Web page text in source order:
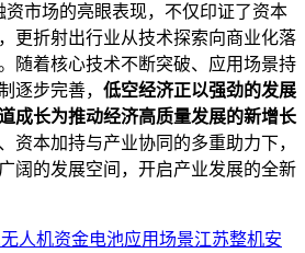
资市场的亮眼表现，不仅印证了资本
更折射出行业从技术探索向商业化落
随着核心技术不断突破、应用场景持
逐步完善， 低空经济正以强劲的发展
成长为推动经济高质量发展的新增长
资本加持与产业协同的多重助力下，
阔的发展空间，开启产业发展的全新
无人机资金电池应用场景江苏整机安